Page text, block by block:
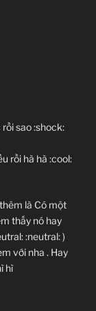
sao :shock:
rồi hà hà :cool:
là Có một
thấy nó hay
:neutral: )
với nha . Hay
hì